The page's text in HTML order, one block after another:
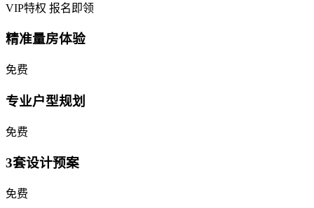
VIP特权 报名即领
精准量房体验
免费
专业户型规划
免费
3套设计预案
免费